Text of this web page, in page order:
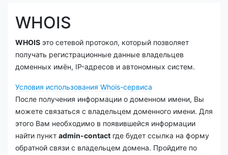
WHOIS
WHOIS это сетевой протокол, который позволяет
получать регистрационные данные владельцев
доменных имён, IP-адресов и автономных систем.
Условия использования Whois-сервиса
После получения информации о доменном имени, Вы
можете связаться с владельцем доменного имени. Для
этого Вам необходимо в появившейся информации
найти пункт admin-contact где будет ссылка на форму
обратной связи с владельцем домена. Пройдите по